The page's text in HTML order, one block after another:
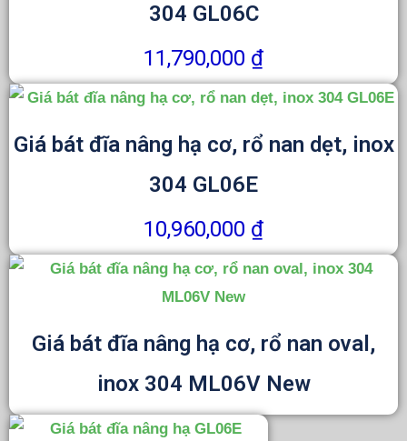
304 GL06C
11,790,000 ₫
Giá bát đĩa nâng hạ cơ, rổ nan dẹt, inox
304 GL06E
10,960,000 ₫
Giá bát đĩa nâng hạ cơ, rổ nan oval,
inox 304 ML06V New
Khoảng